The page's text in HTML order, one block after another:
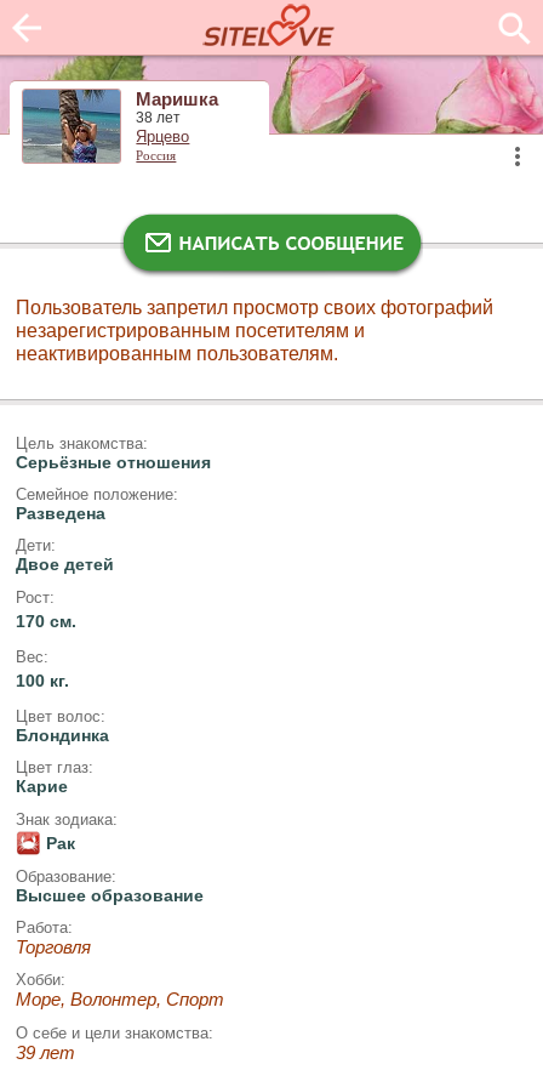
Маришка
38 лет
Ярцево
Россия
Пользователь запретил просмотр своих фотографий
незарегистрированным посетителям и
неактивированным пользователям.
Цель знакомства:
Серьёзные отношения
Семейное положение:
Разведена
Дети:
Двое детей
Рост:
170 см.
Вес:
100 кг.
Цвет волос:
Блондинка
Цвет глаз:
Карие
Знак зодиака:
Рак
Образование:
Высшее образование
Работа:
Торговля
Хобби:
Море, Волонтер, Спорт
О себе и цели знакомства:
39 лет